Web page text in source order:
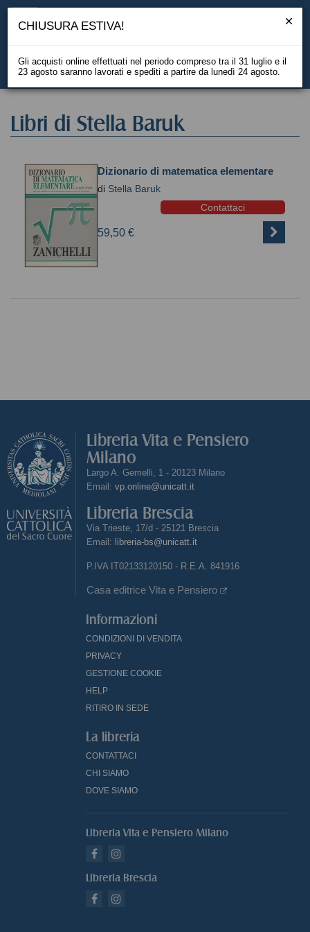
EN
Libri di Stella Baruk
Dizionario di matematica elementare
di Stella Baruk
Contattaci
59,50 €
Libreria Vita e Pensiero
Milano
Largo A. Gemelli, 1 - 20123 Milano
Email: vp.online@unicatt.it
Libreria Brescia
Via Trieste, 17/d - 25121 Brescia
Email: libreria-bs@unicatt.it
P.IVA IT02133120150 - R.E.A. 841916
Casa editrice Vita e Pensiero
Informazioni
CONDIZIONI DI VENDITA
PRIVACY
GESTIONE COOKIE
HELP
RITIRO IN SEDE
La libreria
CONTATTACI
CHI SIAMO
DOVE SIAMO
Libreria Vita e Pensiero Milano
Libreria Brescia
CHIUSURA ESTIVA!
Gli acquisti online effettuati nel periodo compreso tra il 31 luglio e il
23 agosto saranno lavorati e spediti a partire da lunedì 24 agosto.